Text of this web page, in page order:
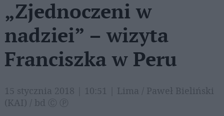
„Zjednoczeni w
nadziei” – wizyta
Franciszka w Peru
15 stycznia 2018 | 10:51 | Lima / Paweł Bieliński
(KAI) / bd Ⓒ Ⓟ